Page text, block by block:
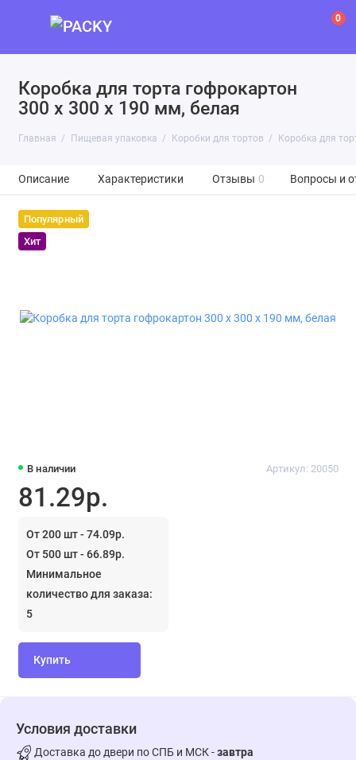
0
Коробка для торта гофрокартон
300 х 300 х 190 мм, белая
Главная Пищевая упаковка Коробки для тортов Коробка для
Описание Характеристики Отзывы 0 Вопросы и
Популярный
Хит
В наличии Артикул: 20050
81.29р.
От 200 шт - 74.09р.
От 500 шт - 66.89р.
Минимальное
количество для заказа:
5
Купить
Условия доставки
Доставка до двери по СПБ и МСК -завтра